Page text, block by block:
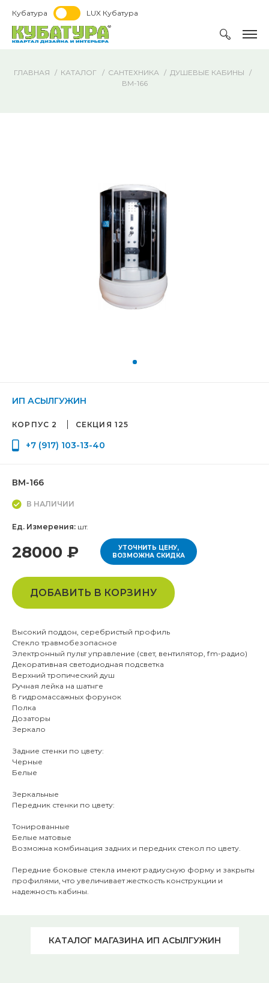
Кубатура LUX Кубатура
ГЛАВНАЯ КАТАЛОГ САНТЕХНИКА
ДУШЕВЫЕ КАБИНЫ
ВМ-166
ИП АСЫЛГУЖИН
КОРПУС 2 СЕКЦИЯ 125
+7 (917) 103-13-40
ВМ-166
В НАЛИЧИИ
Ед. Измерения: шт.
28000 ₽
УТОЧНИТЬ ЦЕНУ,
ВОЗМОЖНА СКИДКА
ДОБАВИТЬ В КОРЗИНУ
Высокий поддон, серебристый профиль
Стекло травмобезопасное
Электронный пульт управление (свет, вентилятор, fm-радио)
Декоративная светодиодная подсветка
Верхний тропический душ
Ручная лейка на шатнге
8 гидромассажных форунок
Полка
Дозаторы
Зеркало
Задние стенки по цвету:
Черные
Белые
Зеркальные
Передник стенки по цвету:
Тонированные
Белые матовые
Возможна комбинация задних и передних стекол по цвету.
Передние боковые стекла имеют радиусную форму и закрыты
профилями, что увеличивает жесткость конструкции и
надежность кабины.
КАТАЛОГ МАГАЗИНА ИП АСЫЛГУЖИН